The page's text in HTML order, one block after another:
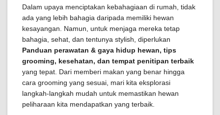
Dalam upaya menciptakan kebahagiaan di rumah, tidak
ada yang lebih bahagia daripada memiliki hewan
kesayangan. Namun, untuk menjaga mereka tetap
bahagia, sehat, dan tentunya stylish, diperlukan
Panduan perawatan & gaya hidup hewan, tips
grooming, kesehatan, dan tempat penitipan terbaik
yang tepat. Dari memberi makan yang benar hingga
cara grooming yang sesuai, mari kita eksplorasi
langkah-langkah mudah untuk memastikan hewan
peliharaan kita mendapatkan yang terbaik.